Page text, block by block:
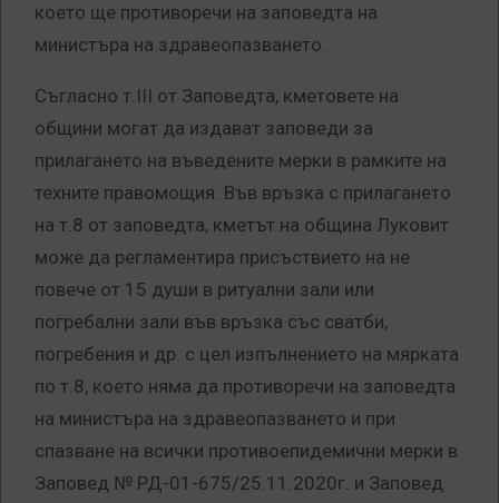
което ще противоречи на заповедта на
министъра на здравеопазването.
Съгласно т.III от Заповедта, кметовете на
общини могат да издават заповеди за
прилагането на въведените мерки в рамките на
техните правомощия. Във връзка с прилагането
на т.8 от заповедта, кметът на община Луковит
може да регламентира присъствието на не
повече от 15 души в ритуални зали или
погребални зали във връзка със сватби,
погребения и др. с цел изпълнението на мярката
по т.8, което няма да противоречи на заповедта
на министъра на здравеопазването и при
спазване на всички противоепидемични мерки в
Заповед № РД-01-675/25.11.2020г. и Заповед